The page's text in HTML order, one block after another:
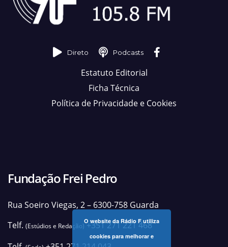
Direto Podcasts
Estatuto Editorial
Ficha Técnica
Política de Privacidade e Cookies
Fundação Frei Pedro
Rua Soeiro Viegas, 2 – 6300-758 Guarda
Telf. (Estúdios e Redação)+351 271 221 468
O website da Rádio F utiliza
cookies para melhorar e